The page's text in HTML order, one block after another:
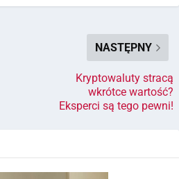
NASTĘPNY
Kryptowaluty stracą
wkrótce wartość?
Eksperci są tego pewni!